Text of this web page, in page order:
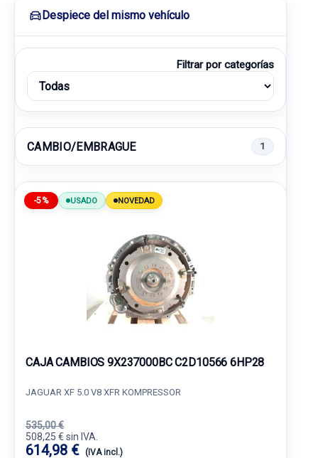
Despiece del mismo vehículo
Filtrar por categorías
CAMBIO/EMBRAGUE 1
-5% USADO NOVEDAD
CAJA CAMBIOS 9X237000BC C2D10566 6HP28
JAGUAR XF 5.0 V8 XFR KOMPRESSOR
535,00 €
508,25 € sin IVA.
614,98 € (IVA incl.)